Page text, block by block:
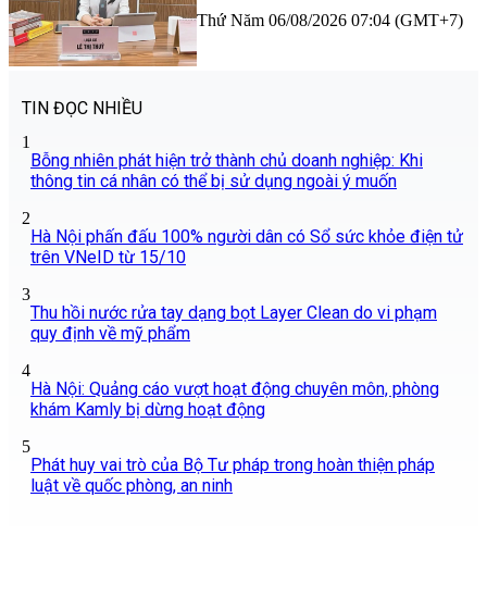
Thứ Năm 06/08/2026 07:04 (GMT+7)
TIN ĐỌC NHIỀU
1
Bỗng nhiên phát hiện trở thành chủ doanh nghiệp: Khi
thông tin cá nhân có thể bị sử dụng ngoài ý muốn
2
Hà Nội phấn đấu 100% người dân có Sổ sức khỏe điện tử
trên VNeID từ 15/10
3
Thu hồi nước rửa tay dạng bọt Layer Clean do vi phạm
quy định về mỹ phẩm
4
Hà Nội: Quảng cáo vượt hoạt động chuyên môn, phòng
khám Kamly bị dừng hoạt động
5
Phát huy vai trò của Bộ Tư pháp trong hoàn thiện pháp
luật về quốc phòng, an ninh